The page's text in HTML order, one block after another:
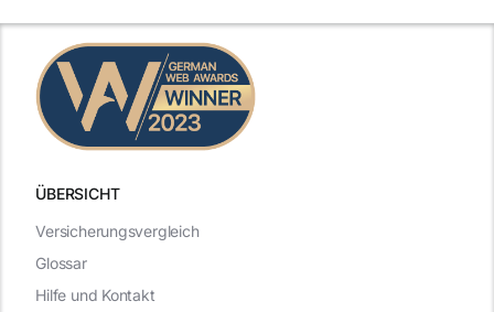
ÜBERSICHT
Versicherungsvergleich
Glossar
Hilfe und Kontakt